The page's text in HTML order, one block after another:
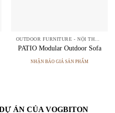
OUTDOOR FURNITURE - NỘI THẤT NGOÀI TRỜI
PATIO Modular Outdoor Sofa
NHẬN BÁO GIÁ SẢN PHẨM
ÁN CỦA VOGBITON